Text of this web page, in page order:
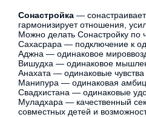
Сонастройка —
гармонизирует отношения,
Можно делать Сонастройку по
Сахасрара — подключение к
Аджна — одинаковое
Вишудха — одинаковое
Анахата — одинаковые чувства
Манипура — одинаковая
Свадхистана — одинаковые
Муладхара — качественный
совместных детей и